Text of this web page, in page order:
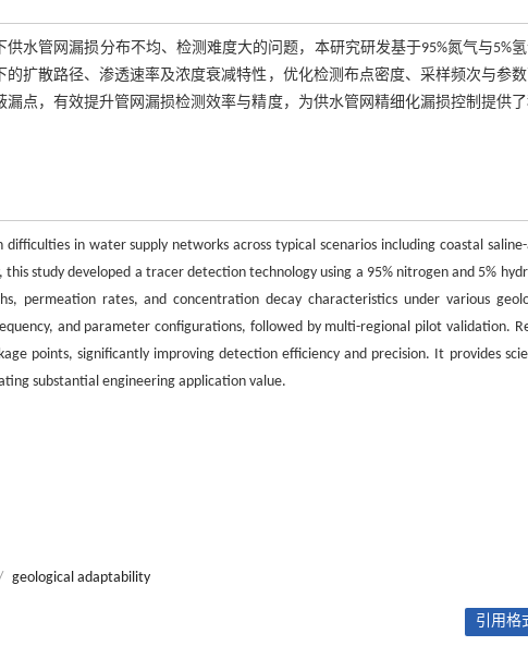
水管网漏损分布不均、检测难度大的问题，本研究研发基于95%氮气与5%
扩散路径、渗透速率及浓度衰减特性，优化检测布点密度、采样频次与参
点，有效提升管网漏损检测效率与精度，为供水管网精细化漏损控制提供
in water supply networks across typical scenarios including coastal
study developed a tracer detection technology using a 95% nitrogen and 5%
permeation rates, and concentration decay characteristics under various
and parameter configurations, followed by multi-regional pilot validation.
points, significantly improving detection efficiency and precision. It provides
substantial engineering application value.
geological adaptability
引用格